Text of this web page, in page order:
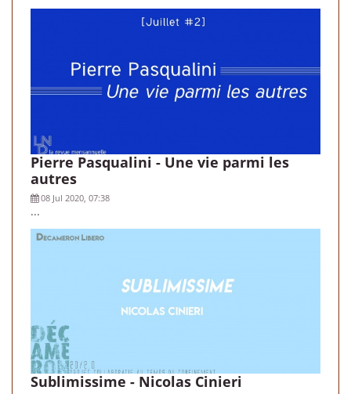
Pierre Pasqualini - Une vie parmi les
autres
08 Jul 2020, 07:38
...
Sublimissime - Nicolas Cinieri